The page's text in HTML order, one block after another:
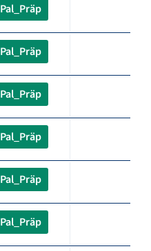
Pal_Präp
Pal_Präp
Pal_Präp
Pal_Präp
Pal_Präp
Pal_Präp